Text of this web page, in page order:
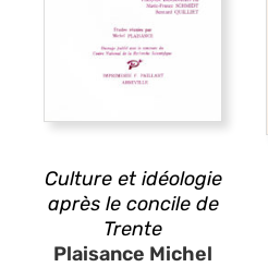
Culture et idéologie
après le concile de
Trente
Plaisance Michel